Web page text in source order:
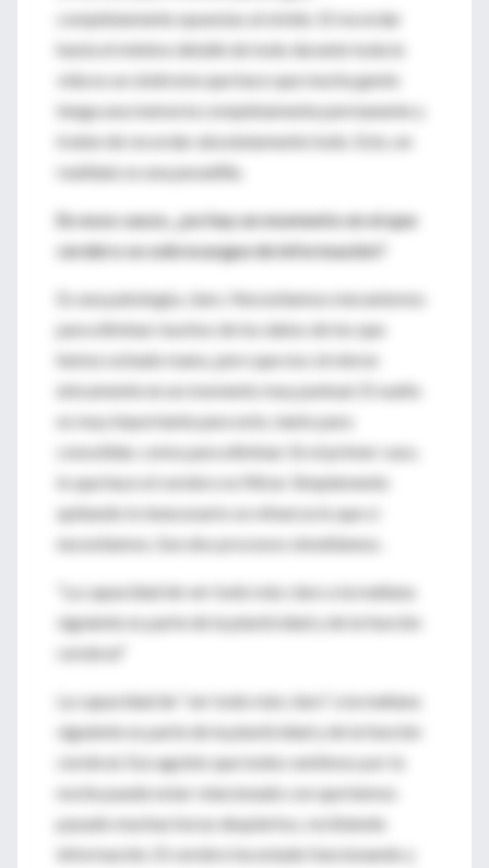
completamente opuestas al olvido. El recordar
hasta el mínimo detalle de todo durante toda la
vida es un síndrome que hace que mucha gente
tenga una memoria completamente permanente y
traten de recordar absolutamente todo. Esto, en
realidad, es una pesadilla.
En esos casos, ¿no hay un momento en el que
cerebro se sobrecargue de información?
Es una patología, claro. Necesitamos mecanismos
para eliminar muchos de los datos de los que
hemos echado mano, pero que nos sirvieron
únicamente en un momento muy puntual. El sueño
es muy importante para esto, tanto para
consolidar, como para eliminar. En el primer caso,
lo que hace el cerebro es filtrar. Simplemente
quitando lo innecesario se refuerza lo que sí
necesitamos. Son dos procesos simultáneos.
“La capacidad de ver todo más claro a la mañana
siguiente es parte de la plasticidad y de la función
cerebral”
La capacidad de “ver todo más claro” a la mañana
siguiente es parte de la plasticidad y de la función
cerebral. Ese agobio que todos sentimos por la
noche puede estar relacionado con que hemos
pasado muchas horas despiertos, recibiendo
información. El cerebro ha estado funcionando y